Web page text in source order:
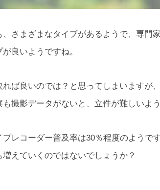
、さまざまなタイプがあるようで、専門
良いようですね。
ば良いのでは？と思ってしまいますが
撮影データがないと、立件が難しいよう
レコーダー普及率は30％程度のようで
えていくのではないでしょうか？